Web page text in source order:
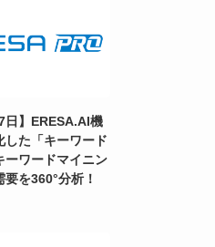
日】ERESA.AI機
した「キーワード
ーワードマイニン
を360°分析！